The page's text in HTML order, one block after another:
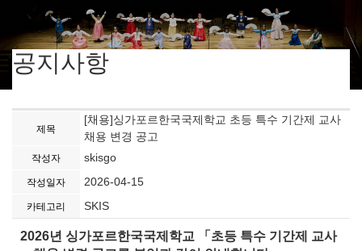
공지사항
제목
[채용]싱가포르한국국제학교 초등 특수 기간제 교사
채용 변경 공고
작성자 skisgo
작성일자 2026-04-15
카테고리 SKIS
2026년 싱가포르한국국제학교 「초등 특수 기간제 교사